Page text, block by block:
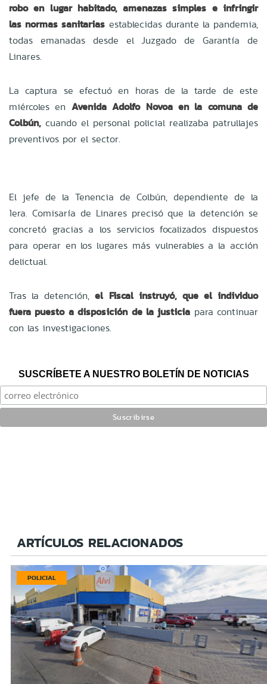
robo en lugar habitado, amenazas simples e infringir
las normas sanitarias establecidas durante la pandemia,
todas emanadas desde el Juzgado de Garantía de
Linares.
La captura se efectuó en horas de la tarde de este
miércoles en Avenida Adolfo Novoa en la comuna de
Colbún, cuando el personal policial realizaba patrullajes
preventivos por el sector.
El jefe de la Tenencia de Colbún, dependiente de la
1era. Comisaría de Linares precisó que la detención se
concretó gracias a los servicios focalizados dispuestos
para operar en los lugares más vulnerables a la acción
delictual.
Tras la detención,el Fiscal instruyó, que el individuo
fuera puesto a disposición de la justicia para continuar
con las investigaciones.
SUSCRÍBETE A NUESTRO BOLETÍN DE NOTICIAS
ARTÍCULOS RELACIONADOS
POLICIAL